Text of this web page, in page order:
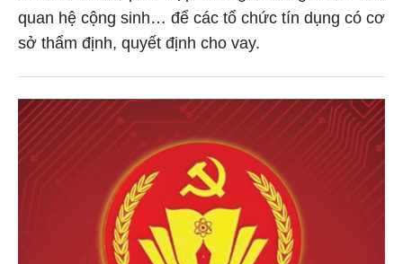
quan hệ cộng sinh… để các tổ chức tín dụng có cơ
sở thẩm định, quyết định cho vay.